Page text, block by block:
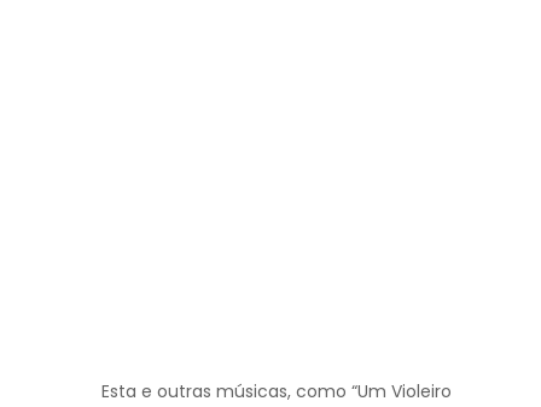
Esta e outras músicas, como “Um Violeiro